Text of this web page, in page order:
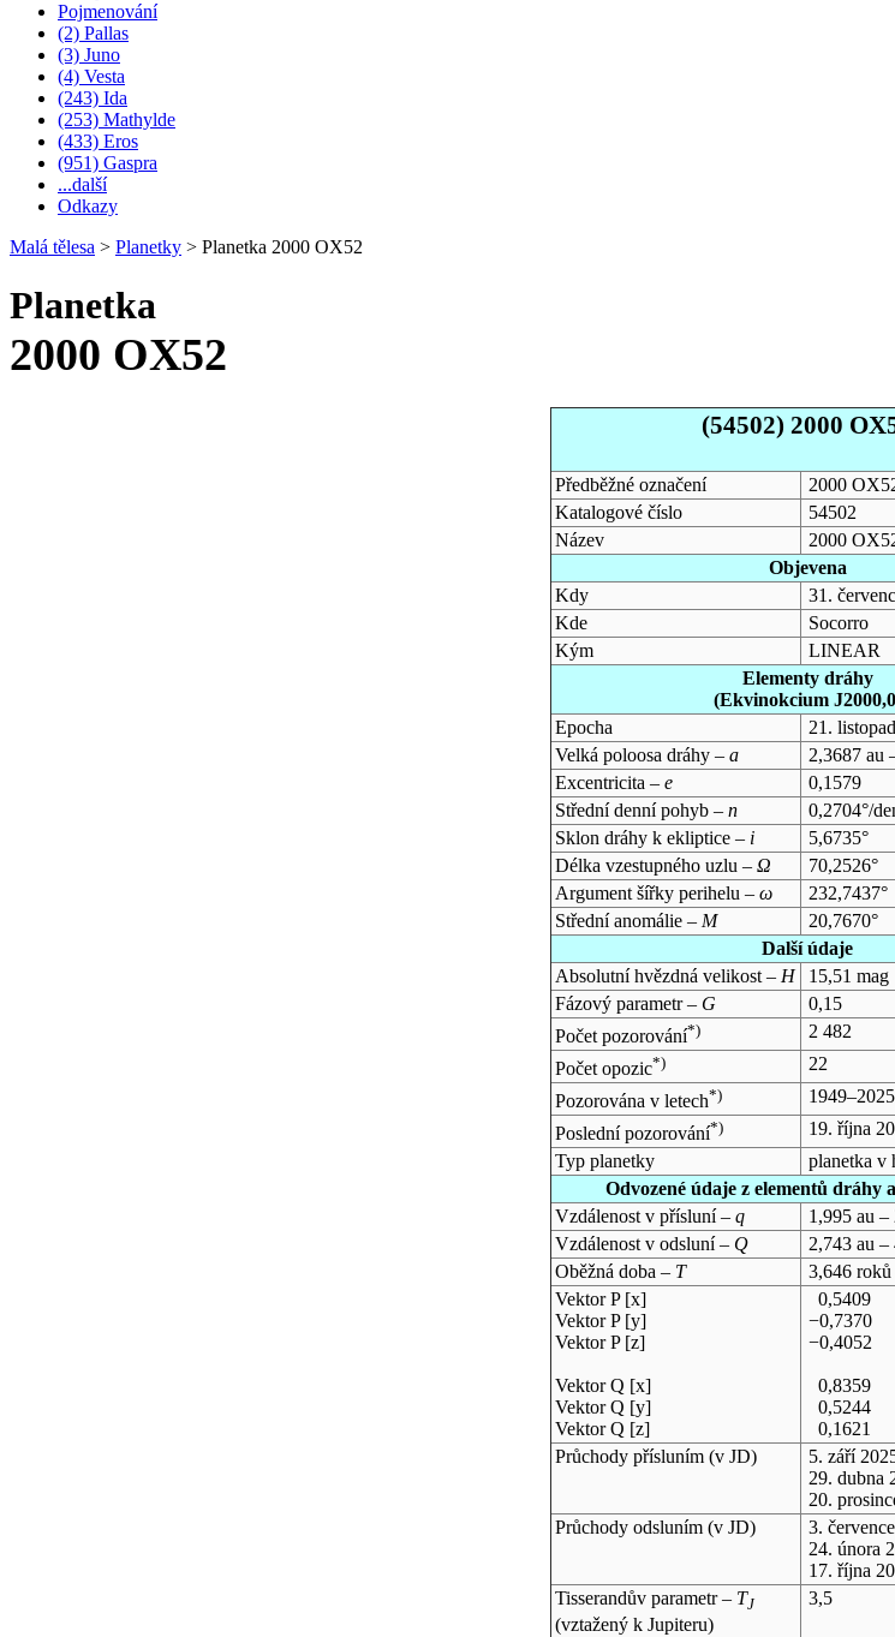
Pojmenování
(2) Pallas
(3) Juno
(4) Vesta
(243) Ida
(253) Mathylde
(433) Eros
(951) Gaspra
...další
Odkazy
Malá tělesa > Planetky > Planetka 2000 OX52
Planetka
2000 OX52
(54502) 2000
Předběžné označení
2000
Katalogové číslo
54502
Název
2000
Objevena
Kdy
31.
Kde
Socorro
Kým
LINEAR
Elementy dráhy
(Ekvinokcium
Epocha
21.
Velká poloosa dráhy – a
2,3687 au
Excentricita – e
0,1579
Střední denní pohyb – n
0,2704°/
Sklon dráhy k ekliptice – i
5,6735°
Délka vzestupného uzlu – Ω
70,2526°
Argument šířky perihelu – ω
232,7437°
Střední anomálie – M
20,7670°
Další údaje
Absolutní hvězdná velikost – H
15,51 mag
Fázový parametr – G
0,15
Počet pozorování*)
2 482
Počet opozic*)
22
Pozorována v letech*)
1949–2025
Poslední pozorování*)
19. října
Typ planetky
planetka v
Odvozené údaje z elementů dráhy
Vzdálenost v přísluní – q
1,995 au
Vzdálenost v odsluní – Q
2,743 au
Oběžná doba – T
3,646
Vektor P [x]
Vektor P [y]
Vektor P [z]
Vektor Q [x]
Vektor Q [y]
Vektor Q [z]
0,5409
−0,7370
−0,4052
0,8359
0,5244
0,1621
Průchody přísluním (v JD) 5. září
29. dubna
20.
Průchody odsluním (v JD) 3.
24. února
17. října
Tisserandův parametr – TJ
(vztažený k Jupiteru)
3,5